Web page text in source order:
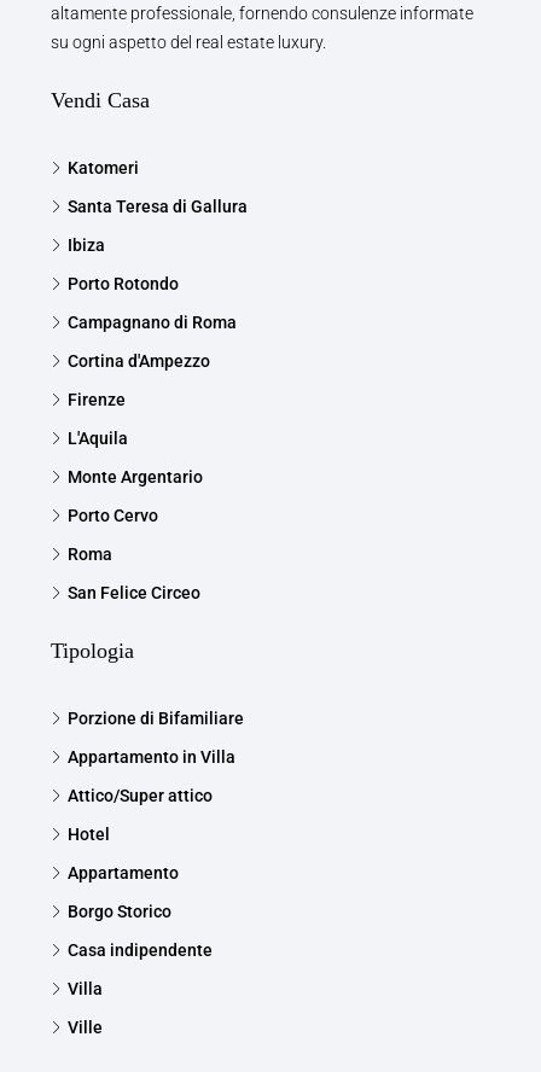
altamente professionale, fornendo consulenze informate
su ogni aspetto del real estate luxury.
Vendi Casa
Katomeri
Santa Teresa di Gallura
Ibiza
Porto Rotondo
Campagnano di Roma
Cortina d'Ampezzo
Firenze
L'Aquila
Monte Argentario
Porto Cervo
Roma
San Felice Circeo
Tipologia
Porzione di Bifamiliare
Appartamento in Villa
Attico/Super attico
Hotel
Appartamento
Borgo Storico
Casa indipendente
Villa
Ville